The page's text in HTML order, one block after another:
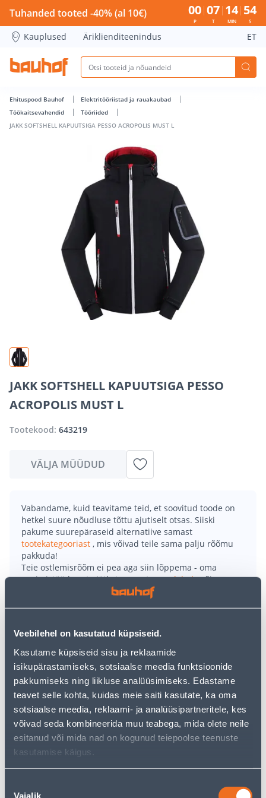
Veebilehel on kasutatud küpsiseid.
Kasutame küpsiseid sisu ja reklaamide
isikupärastamiseks, sotsiaalse meedia funktsioonide
pakkumiseks ning liikluse analüüsimiseks. Edastame
teavet selle kohta, kuidas meie saiti kasutate, ka oma
sotsiaalse meedia, reklaami- ja analüüsipartneritele, kes
võivad seda kombineerida muu teabega, mida olete neile
esitanud või mida nad on kogunud teiepoolse teenuste
kasutamise käigus.
Vajalik
JAKK SOFTSHELL KAPUUTSIGA PESSO ACROPOLIS MUST L
Tuhanded tooted -40% (al 10€) 00
P
07
T
14
MIN
53
S
Kauplused Äriklienditeenindus ET
Ehituspood Bauhof
Elektritööriistad ja rauakaubad
Töökaitsevahendid
Tööriided
JAKK SOFTSHELL KAPUUTSIGA PESSO ACROPOLIS MUST L
JAKK SOFTSHELL KAPUUTSIGA PESSO
ACROPOLIS MUST L
Tootekood: 643219
VÄLJA MÜÜDUD
Vabandame, kuid teavitame teid, et soovitud toode on
hetkel suure nõudluse tõttu ajutiselt otsas. Siiski
pakume suurepäraseid alternatiive samast
tootekategooriast , mis võivad teile sama palju rõõmu
pakkuda!
Teie ostlemisrõõm ei pea aga siin lõppema - oma
uurimistööd saate jätkata, naastesavalehelevõi
kasutades meie võimsat otsingufunktsiooni, et leida
veelgi meelepärasemad valikuid. Head ostlemist!
• Softshell kapuutsiga must jakk, suurus L.
• 96% polüestrist, 4% Spandeksist.
• Jakk on vettpidav, tuultpidav, hingav, strets
materjalist.
• Jakk on spetsiaalse niiskust eemaldatava TRU
mebraaniga.
• 14-päevane tagastusõigus.